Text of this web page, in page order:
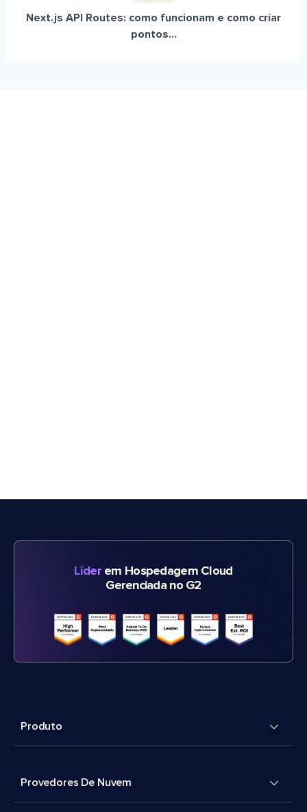
Next.js API Routes: como funcionam e como criar
pontos...
Líderem Hospedagem Cloud
Gerenciada no G2
Produto
Provedores De Nuvem